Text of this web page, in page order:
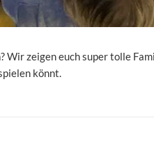
Wir zeigen euch super tolle
könnt.